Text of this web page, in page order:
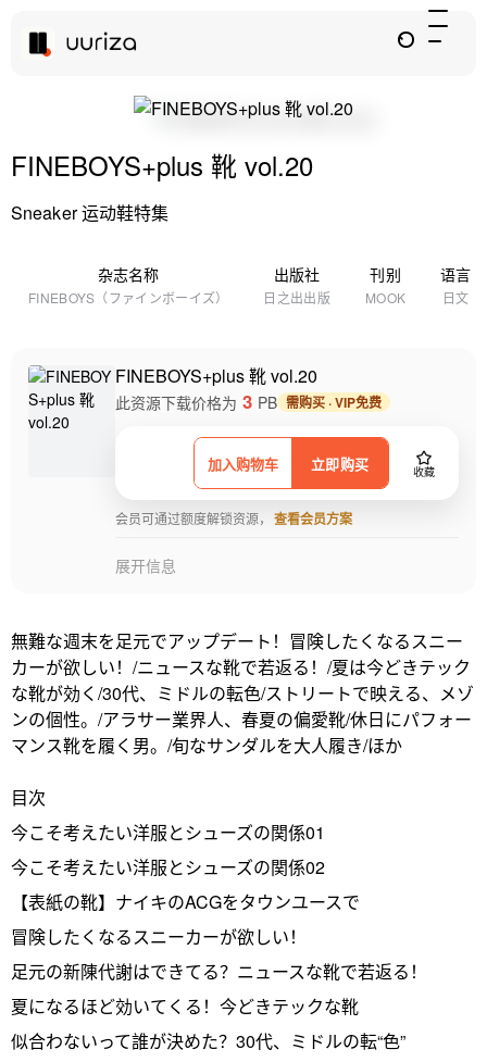
FINEBOYS+plus 靴 vol.20
Sneaker 运动鞋特集
杂志名称
FINEBOYS（ファインボーイズ）
出版社
日之出出版
刊别
MOOK
语言
日文
FINEBOYS+plus 靴 vol.20
加入购物车 立即购买 收藏
此资源下载价格为 3 PB 需购买 · VIP免费
会员可通过额度解锁资源， 查看会员方案
展开信息
無難な週末を足元でアップデート！冒険したくなるスニー
カーが欲しい！/ニュースな靴で若返る！/夏は今どきテック
な靴が効く/30代、ミドルの転色/ストリートで映える、メゾ
ンの個性。/アラサー業界人、春夏の偏愛靴/休日にパフォー
マンス靴を履く男。/旬なサンダルを大人履き/ほか
目次
今こそ考えたい洋服とシューズの関係01
今こそ考えたい洋服とシューズの関係02
【表紙の靴】ナイキのACGをタウンユースで
冒険したくなるスニーカーが欲しい！
足元の新陳代謝はできてる？ニュースな靴で若返る！
夏になるほど効いてくる！今どきテックな靴
似合わないって誰が決めた？30代、ミドルの転“色”